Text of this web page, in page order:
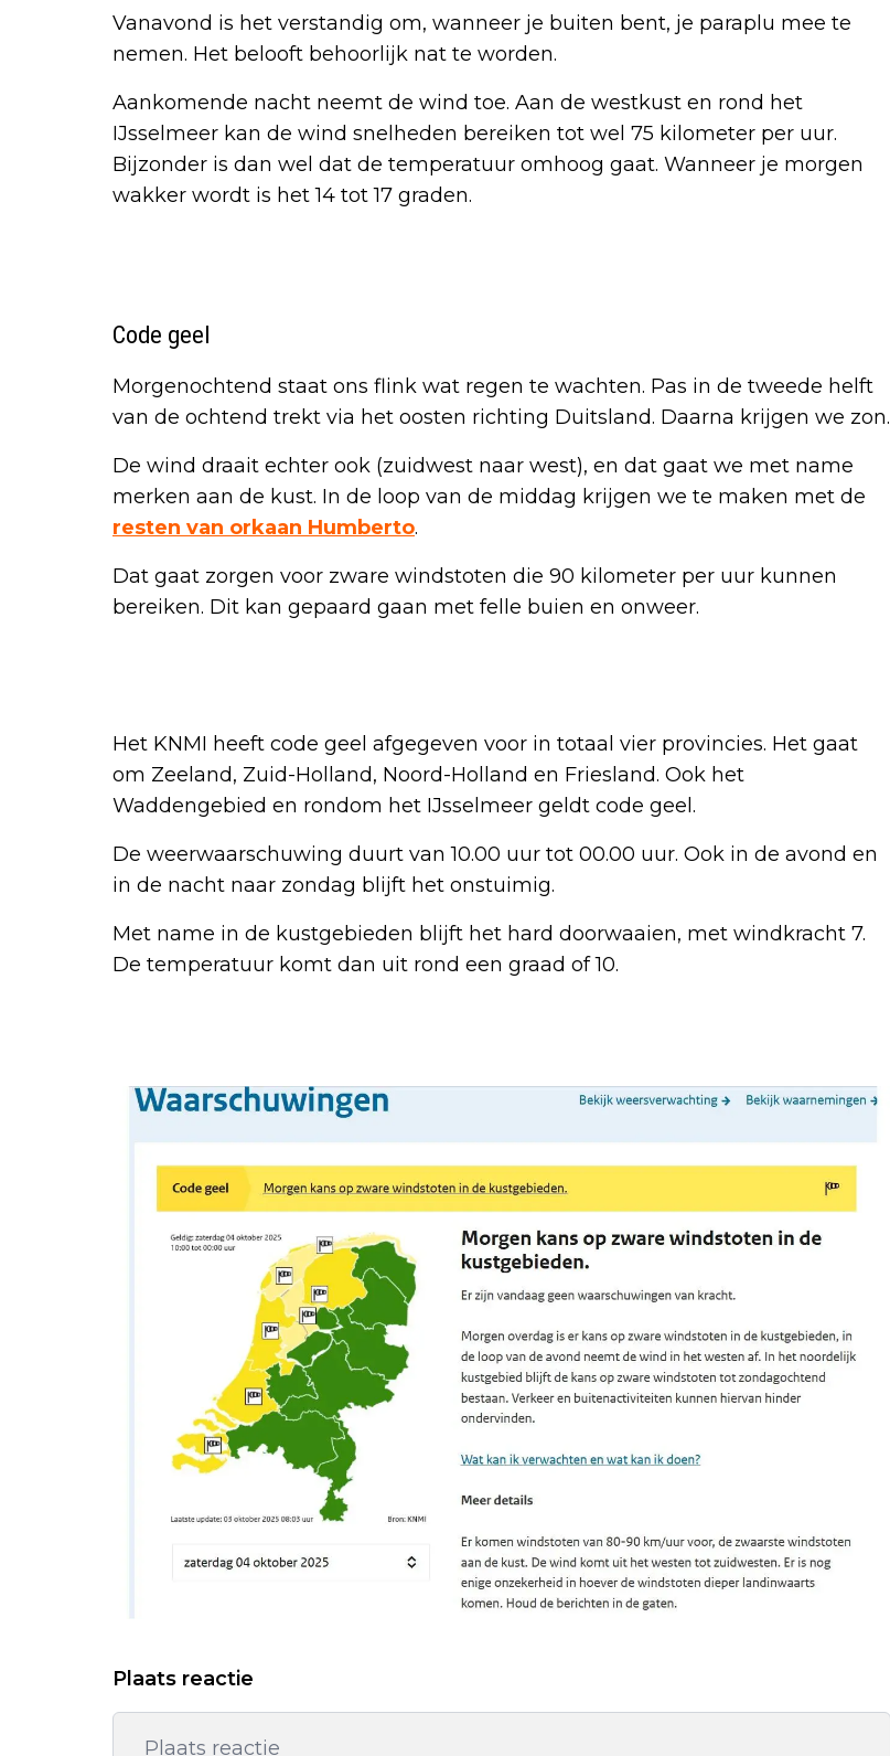
Vanavond is het verstandig om, wanneer je buiten bent, je paraplu mee te
nemen. Het belooft behoorlijk nat te worden.
Aankomende nacht neemt de wind toe. Aan de westkust en rond het
IJsselmeer kan de wind snelheden bereiken tot wel 75 kilometer per uur.
Bijzonder is dan wel dat de temperatuur omhoog gaat. Wanneer je morgen
wakker wordt is het 14 tot 17 graden.
Code geel
Morgenochtend staat ons flink wat regen te wachten. Pas in de tweede helft
van de ochtend trekt via het oosten richting Duitsland. Daarna krijgen we zon.
De wind draait echter ook (zuidwest naar west), en dat gaat we met name
merken aan de kust. In de loop van de middag krijgen we te maken met de
resten van orkaan Humberto.
Dat gaat zorgen voor zware windstoten die 90 kilometer per uur kunnen
bereiken. Dit kan gepaard gaan met felle buien en onweer.
Het KNMI heeft code geel afgegeven voor in totaal vier provincies. Het gaat
om Zeeland, Zuid-Holland, Noord-Holland en Friesland. Ook het
Waddengebied en rondom het IJsselmeer geldt code geel.
De weerwaarschuwing duurt van 10.00 uur tot 00.00 uur. Ook in de avond en
in de nacht naar zondag blijft het onstuimig.
Met name in de kustgebieden blijft het hard doorwaaien, met windkracht 7.
De temperatuur komt dan uit rond een graad of 10.
Plaats reactie